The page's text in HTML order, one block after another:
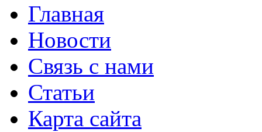
Главная
Новости
Связь с нами
Статьи
Карта сайта